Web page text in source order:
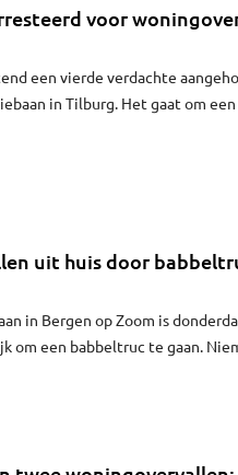
voor
een vierde verdachte
in Tilburg. Het gaat om
uit huis door
in Bergen op Zoom is
om een babbeltruc te gaan.